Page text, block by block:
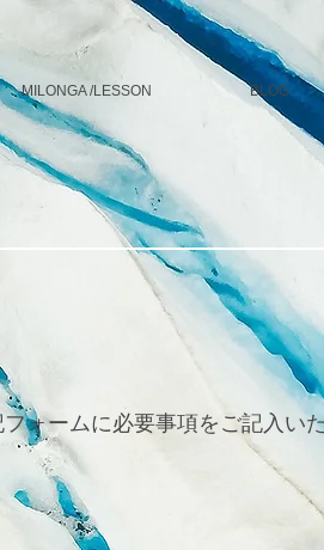
MILONGA /LESSON BLOG
ォームに必要事項をご記入い